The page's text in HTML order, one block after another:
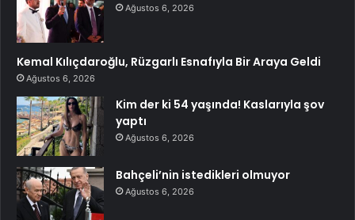
Ağustos 6, 2026
Kemal Kılıçdaroğlu, Rüzgarlı Esnafıyla Bir Araya Geldi
Ağustos 6, 2026
Kim der ki 54 yaşında! Kaslarıyla şov
yaptı
Ağustos 6, 2026
Bahçeli’nin istedikleri olmuyor
Ağustos 6, 2026